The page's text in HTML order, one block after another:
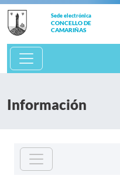
Sede electrónica
CONCELLO DE
CAMARIÑAS
Información